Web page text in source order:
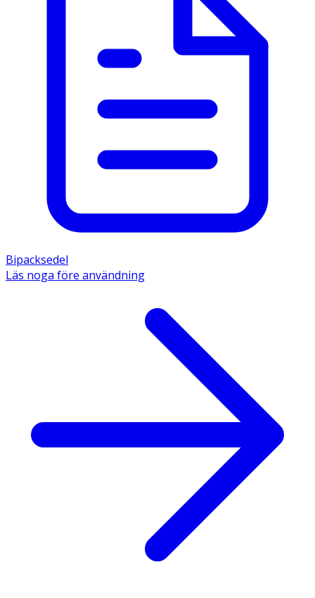
Behandlingstid: Om symtomen kvarstår efter 7
dagar ska en klinisk undersökning göras.
Kan användas under graviditet och amning.
De aktiva substanserna är 250 mg natriumalginat, 133,5
Övriga innehållsämnen är mannitol (E421), makrogol 20
000, kopovidon, aspartam (E951), pepparmyntsarom,
Bipacksedel
Läs noga före användning